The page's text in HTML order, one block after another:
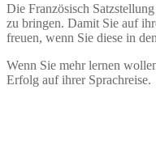
Die Französisch
zu bringen. Damit Sie auf
freuen, wenn Sie diese in
Wenn Sie mehr lernen
Erfolg auf ihrer Sprachreise.